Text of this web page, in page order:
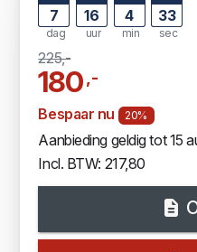
7
dag
16
uur
4
min
33
sec
225,-
180,-
Bespaar nu 20%
Aanbieding geldig tot 15
Incl. BTW: 217,80